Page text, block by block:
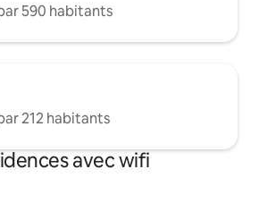
590 habitants
212 habitants
avec wifi